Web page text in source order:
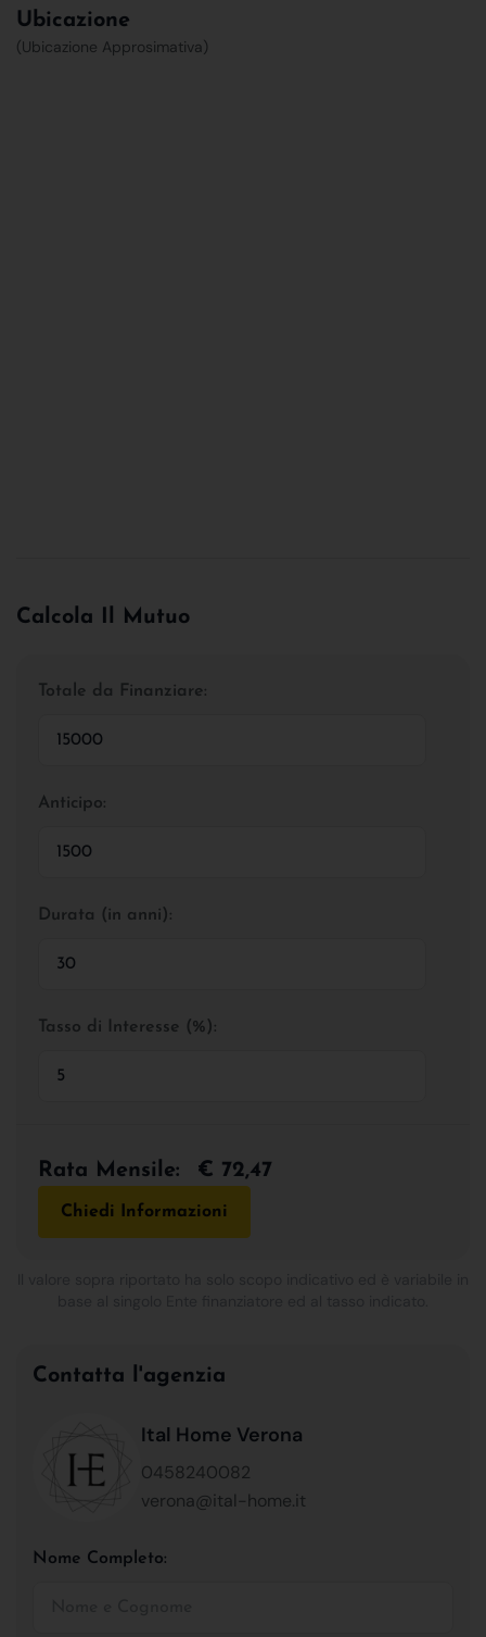
Ubicazione
(Ubicazione Approsimativa)
Calcola Il Mutuo
Totale da Finanziare:
Anticipo:
Durata (in anni):
Tasso di Interesse (%):
Rata Mensile: € 72,47
Chiedi Informazioni
Contatta l'agenzia
Ital Home Verona
0458240082
verona@ital-home.it
Nome Completo: